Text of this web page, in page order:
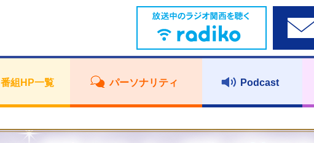
番組HP一覧 パーソナリティ Podcast